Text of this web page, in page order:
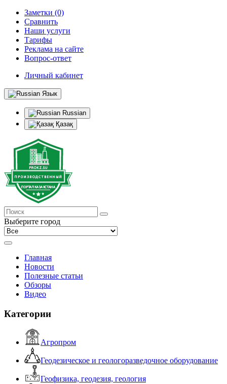
Заметки (0)
Сравнить
Наши услуги
Тарифы
Реклама на сайте
Вопрос-ответ
Личный кабинет
Язык
Russian
Қазақ
Выберите город
Главная
Новости
Полезные статьи
Обзоры
Видео
Категории
Агропром
Геодезическое и геологоразведочное оборудование
Геофизика, геодезия, геология